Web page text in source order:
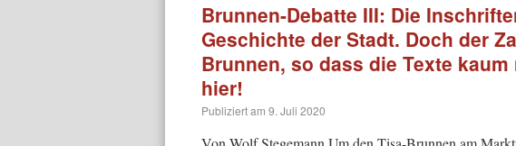
Brunnen-Debatte III: Die
Geschichte der Stadt. Doch der
Brunnen, so dass die Texte
hier!
Publiziert am 9. Juli 2020